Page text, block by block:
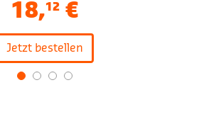
18,12 €
Jetzt bestellen